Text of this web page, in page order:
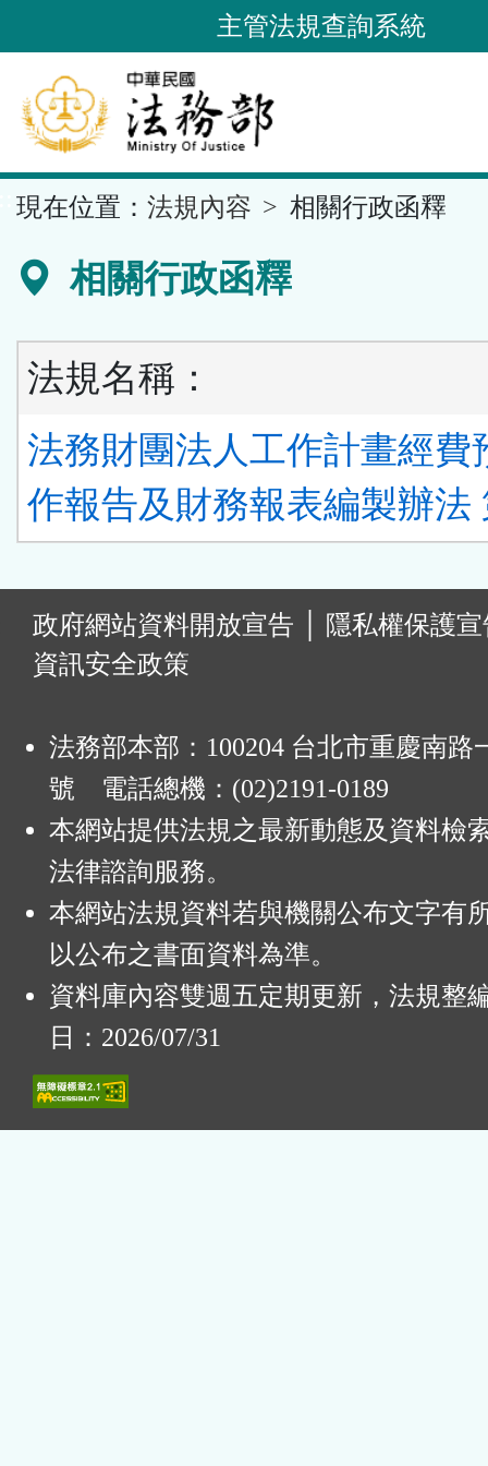
到
要
內
容
區
主管法規查詢系統
現在位置： 法規內容 相關行政函釋
相關行政函釋
法規名稱：
法務財團法人工作計畫經費
作報告及財務報表編製辦法
政府網站資料開放宣告
隱私權保護
資訊安全政策
法務部本部：100204 台北市重慶南路
號 電話總機：(02)2191-0189
本網站提供法規之最新動態及資料檢
法律諮詢服務。
本網站法規資料若與機關公布文字有
以公布之書面資料為準。
資料庫內容雙週五定期更新，法規整
日：2026/07/31